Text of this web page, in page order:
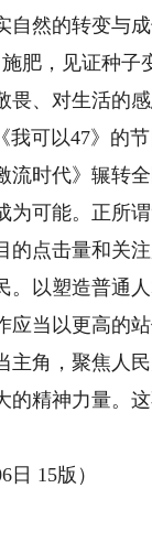
自然的转变与
肥，见证种
畏、对生活的
我可以47》的
流时代》辗转
为可能。正所
点击量和关
以塑造普通人
应当以更高的
主角，聚焦人
的精神力量。
15版）